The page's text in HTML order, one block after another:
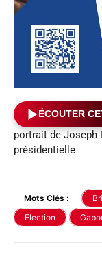
ÉCOUTER
portrait de Joseph
présidentielle
Mots Clés :
Election